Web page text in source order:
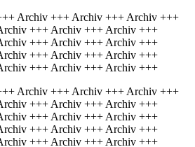
Archiv +++ Archiv +++ Archiv +++
+++ Archiv +++ Archiv +++
+++ Archiv +++ Archiv +++
+++ Archiv +++ Archiv +++
+++ Archiv +++ Archiv +++
Archiv +++ Archiv +++ Archiv +++
+++ Archiv +++ Archiv +++
+++ Archiv +++ Archiv +++
+++ Archiv +++ Archiv +++
+++ Archiv +++ Archiv +++